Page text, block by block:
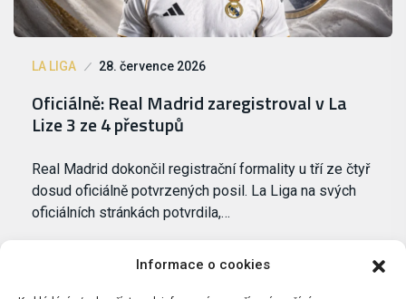
Informace o cookies
LA LIGA 28. července 2026
Oficiálně: Real Madrid zaregistroval v La
Lize 3 ze 4 přestupů
Real Madrid dokončil registrační formality u tří ze čtyř
dosud oficiálně potvrzených posil. La Liga na svých
oficiálních stránkách potvrdila,…